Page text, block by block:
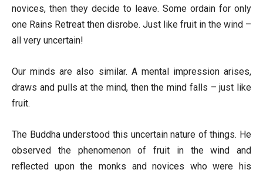
novices, then they decide to leave. Some ordain for only
one Rains Retreat then disrobe. Just like fruit in the wind –
all very uncertain!
Our minds are also similar. A mental impression arises,
draws and pulls at the mind, then the mind falls – just like
fruit.
The Buddha understood this uncertain nature of things. He
observed the phenomenon of fruit in the wind and
reflected upon the monks and novices who were his